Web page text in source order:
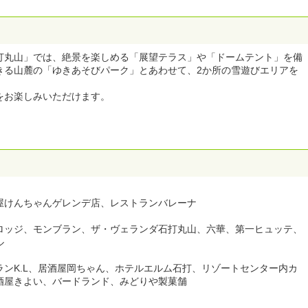
山」では、絶景を楽しめる「展望テラス」や「ドームテント」を備
山麓の「ゆきあそびパーク」とあわせて、2か所の雪遊びエリアを
楽しみいただけます。
んちゃんゲレンデ店、レストランバレーナ
ジ、モンブラン、ザ・ヴェランダ石打丸山、六華、第一ヒュッテ、
K.L、居酒屋岡ちゃん、ホテルエルム石打、リゾートセンター内カ
きよい、バードランド、みどりや製菓舗